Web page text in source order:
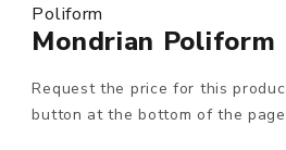
Poliform
Mondrian Poliform
Request the price for this
button at the bottom of the